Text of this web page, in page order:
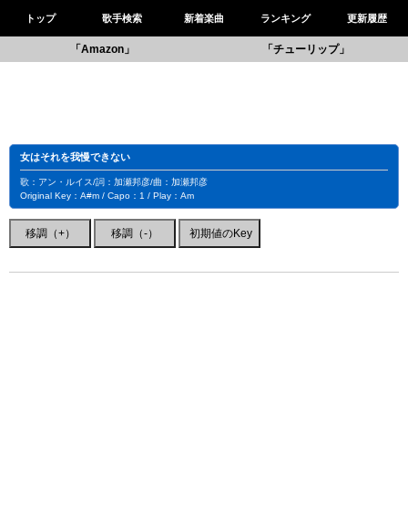
トップ 歌手検索 新着楽曲 ランキング 更新履歴
「Amazon」 「チューリップ」
女はそれを我慢できない
歌：アン・ルイス/詞：加瀬邦彦/曲：加瀬邦彦
Original Key：A#m / Capo：1 / Play：Am